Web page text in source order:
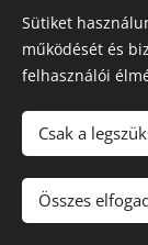
A
illeti
A
b) több áru
Sütiket
működését és
felhasználói
Csak a
Összes